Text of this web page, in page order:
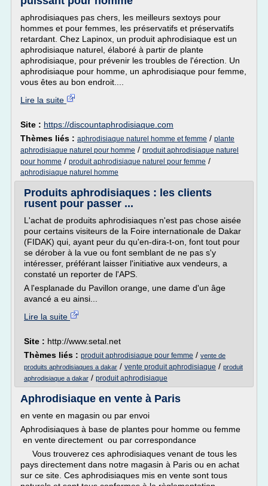
aphrodisiaques pas chers, les meilleurs sextoys pour
hommes et pour femmes, les préservatifs et préservatifs
retardant. Chez Lapinox, un produit aphrodisiaque est un
aphrodisiaque naturel, élaboré à partir de plante
aphrodisiaque, pour prévenir les troubles de l'érection. Un
aphrodisiaque pour homme, un aphrodisiaque pour femme,
vous êtes au bon endroit....
Lire la suite
Site : https://discountaphrodisiaque.com
Thèmes liés : aphrodisiaque naturel homme et femme / plante
aphrodisiaque naturel pour homme / produit aphrodisiaque naturel
pour homme / produit aphrodisiaque naturel pour femme /
aphrodisiaque naturel homme
Produits aphrodisiaques : les clients
rusent pour passer ...
L'achat de produits aphrodisiaques n'est pas chose aisée
pour certains visiteurs de la Foire internationale de Dakar
(FIDAK) qui, ayant peur du qu'en-dira-t-on, font tout pour
se dérober à la vue ou font semblant de ne pas s'y
intéresser, préférant laisser l'initiative aux vendeurs, a
constaté un reporter de l'APS.
A l'esplanade du Pavillon orange, une dame d'un âge
avancé a eu ainsi...
Lire la suite
Site : http://www.setal.net
Thèmes liés : produit aphrodisiaque pour femme / vente de
produits aphrodisiaques a dakar / vente produit aphrodisiaque / produit
aphrodisiaque a dakar / produit aphrodisiaque
Aphrodisiaque en vente à Paris
en vente en magasin ou par envoi
Aphrodisiaques à base de plantes pour homme ou femme
en vente directement ou par correspondance
Vous trouverez ces aphrodisiaques venant de tous les
pays directement dans notre magasin à Paris ou en achat
sur ce site. Ces aphrodisiaques mis en vente sont tous